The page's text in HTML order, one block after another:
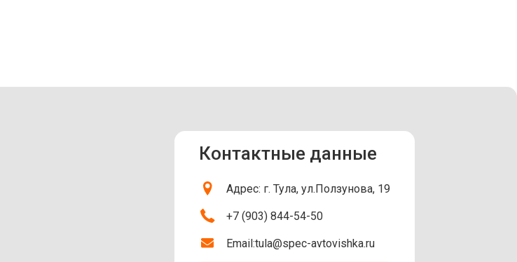
Контактные данные
Адрес: г. Тула, ул.Ползунова, 19
+7 (903) 844-54-50
Email:tula@spec-avtovishka.ru